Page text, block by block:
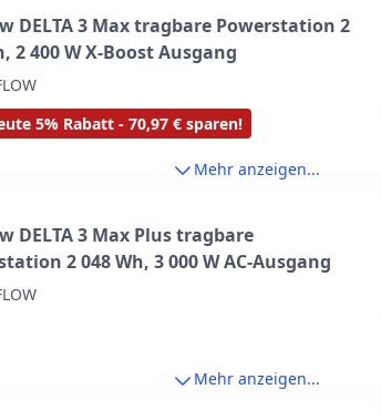
DELTA 3 Max tragbare Powerstation 2
2 400 W X-Boost Ausgang
5% Rabatt - 70,97 € sparen!
Mehr anzeigen...
DELTA 3 Max Plus tragbare
2 048 Wh, 3 000 W AC-Ausgang
Mehr anzeigen...